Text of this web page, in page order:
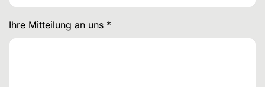
Ihre Mitteilung an uns *